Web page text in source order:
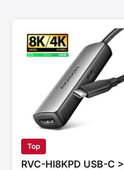
Top
RVC-HI8KPD USB-C >